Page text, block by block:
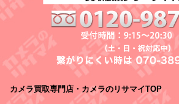
カメラ買取専門店・カメラのリサマイTOP